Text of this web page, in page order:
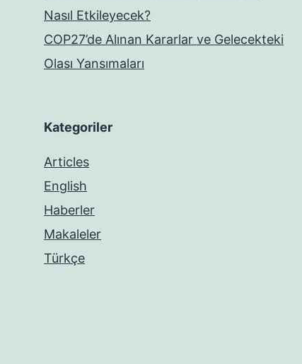
Nasıl Etkileyecek?
COP27’de Alınan Kararlar ve Gelecekteki
Olası Yansımaları
Kategoriler
Articles
English
Haberler
Makaleler
Türkçe